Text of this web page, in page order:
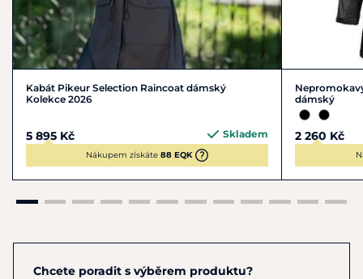
Materiál
svrchní materiál: 100 % polyester
zátěr: 100 % polyuretan
podšívka: fleece
Pokyny k péči : lze prát v pračce na 30 °C
Kabát Pikeur Selection Raincoat dámský
Kolekce 2026
5 895 Kč Skladem
Nákupem získáte 88 EQK
dámský
2 260 Kč
Chcete poradit s výběrem produktu?